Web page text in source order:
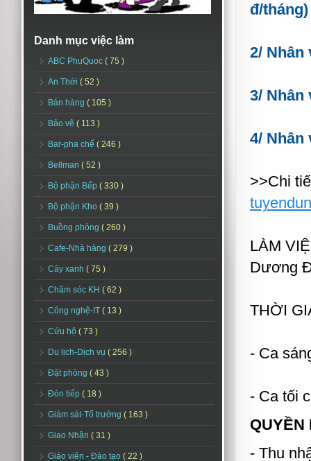
Danh mục việc làm
ABC PhuQuoc ( 75 )
An Thới ( 52 )
Bán hàng ( 105 )
Bảo vệ ( 113 )
Bar-pha chế ( 246 )
Bellman ( 52 )
Bộ phận Bếp ( 330 )
Bộ phận Kho ( 39 )
Buồng phòng ( 260 )
Cafe-Nhà hàng ( 279 )
Cây xanh ( 75 )
Chăm sóc KH ( 62 )
Công nghệ-IT ( 13 )
Cứu hộ ( 73 )
Du lịch-Dịch vụ ( 256 )
Đặt phòng ( 43 )
Đón tiếp ( 18 )
Giám sát-Tổ trưởng ( 163 )
Giao Nhận ( 31 )
Giáo viên - Đào tạo ( 22 )
đ/tháng)
2/ Nhân
3/ Nhân
4/ Nhân
>>Chi
LÀM
Dương
THỜI
- Ca
- Ca tối
QUYỀN
- Thu